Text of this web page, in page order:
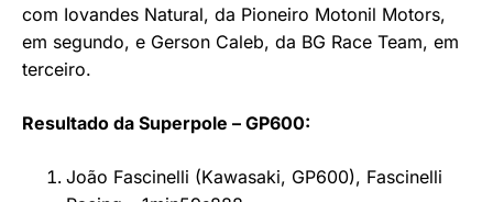
com Iovandes Natural, da Pioneiro Motonil Motors,
em segundo, e Gerson Caleb, da BG Race Team, em
terceiro.
Resultado da Superpole – GP600:
João Fascinelli (Kawasaki, GP600), Fascinelli